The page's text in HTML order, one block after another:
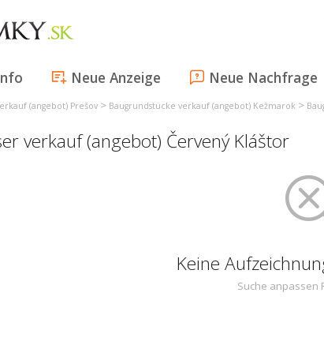
Neue Anzeige Neue Nachfrage
(angebot) Prešov > Baugrundstücke verkauf (angebot) Kežmarok >
verkauf (angebot) Červený Kláštor
Keine
Suche anpassen